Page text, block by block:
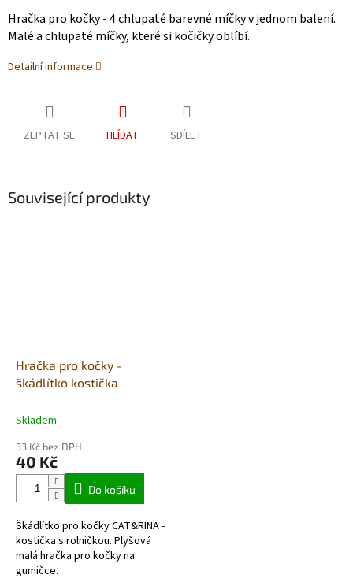
Hračka pro kočky - 4 chlupaté barevné míčky v jednom balení.
Malé a chlupaté míčky, které si kočičky oblíbí.
Detailní informace
ZEPTAT SE HLÍDAT SDÍLET
Související produkty
Hračka pro kočky -
škádlítko kostička
Skladem
33 Kč bez DPH
40 Kč
Do košíku
Škádlítko pro kočky CAT&RINA -
kostička s rolničkou. Plyšová
malá hračka pro kočky na
gumičce.